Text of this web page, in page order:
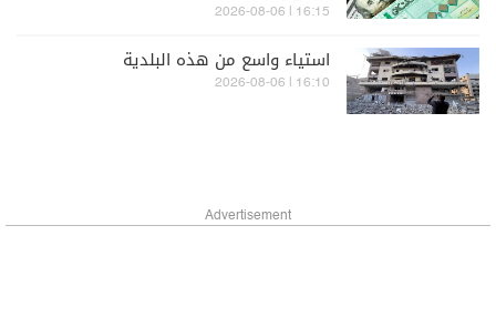
16:15 | 2026-08-06
استياء واسع من هذه البلدية
16:10 | 2026-08-06
Advertisement